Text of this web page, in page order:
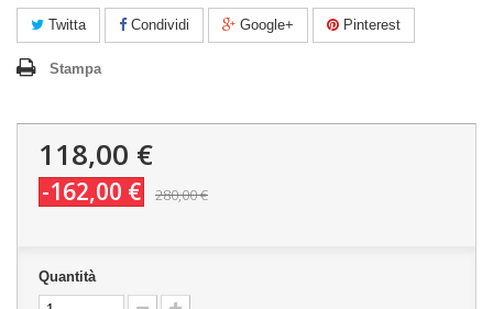
Twitta Condividi Google+ Pinterest
Stampa
118,00 €
-162,00 € 280,00 €
Quantità